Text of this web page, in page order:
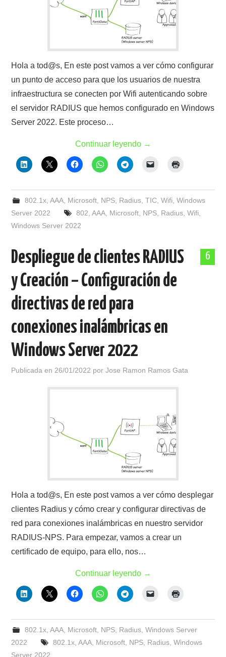
Hola a tod@s, En este post vamos a ver cómo configurar
un punto de acceso para que los usuarios de nuestra
infraestructura se conecten por Wifi autenticando sobre
el servidor RADIUS que hemos configurado en Windows
Server 2022. Este proceso…
Continuar leyendo →
802.1x, AAA, Microsoft, NPS, Radius, TIC, Wifi Windows
Server 2022
802 AAA, Microsoft, NPS, Radius, Wifi
Windows Server 2022
6
Despliegue de clientes RADIUS
y Creación – Configuración de
directivas de red para
conexiones inalámbricas en
Windows Server 2022
Publicada en 26/01/2022 porJose Ramon Ramos Gata
Hola a tod@s, En este post vamos a ver cómo desplegar
clientes Radius y cómo crear y configurar directivas de
red para conexiones inalámbricas en nuestro servidor
RADIUS-NPS. Para empezar, vamos a crear un
certificado de equipo, para ello, nos…
Continuar leyendo →
802.1x, AAA, Microsoft, NPS, Radius, Windows Server
2022
802.1x, AAA, Microsoft, NPS, Radius, Windows
Server 2022